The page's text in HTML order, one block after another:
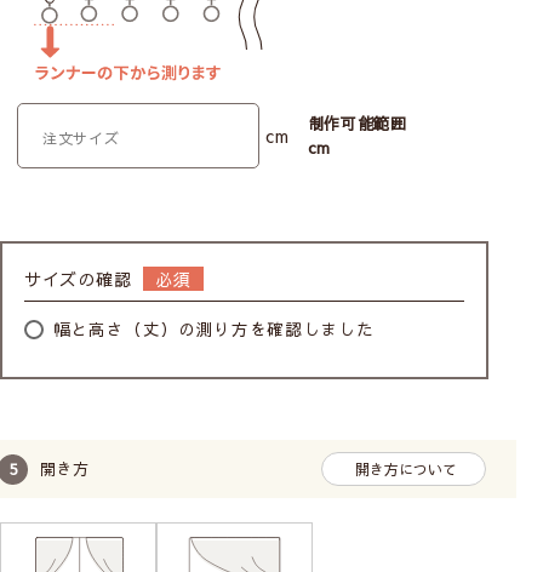
cm
制作可能範囲
cm
サイズの確認
幅と高さ（丈）の測り方を確認しました
開き方 開き方について